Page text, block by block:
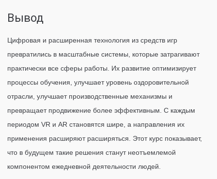
Вывод
Цифровая и расширенная технология из средств игр
превратились в масштабные системы, которые затрагивают
практически все сферы работы. Их развитие оптимизирует
процессы обучения, улучшает уровень оздоровительной
отрасли, улучшает производственные механизмы и
превращает продвижение более эффективным. С каждым
периодом VR и AR становятся шире, а направления их
применения расширяют расширяться. Этот курс показывает,
что в будущем такие решения станут неотъемлемой
компонентом ежедневной деятельности людей.